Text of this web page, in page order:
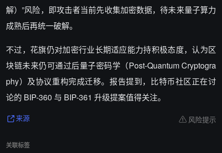
解）”风险，即攻击者当前先收集加密数据，待未来量子算力
成熟后再统一破解。
不过，花旗仍对加密行业长期适应能力持积极态度，认为区
块链未来仍可通过后量子密码学（Post-Quantum Cryptogra
phy）及协议重构完成迁移。报告提到，比特币社区正在讨
论的 BIP-360 与 BIP-361 升级提案值得关注。
来源 风险提示
关联标签